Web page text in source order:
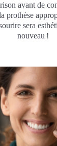
avant de
prothèse
sera
nouveau !